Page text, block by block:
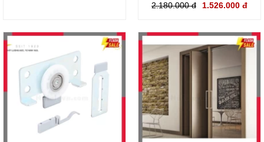
2.180.000 đ 1.526.000 đ